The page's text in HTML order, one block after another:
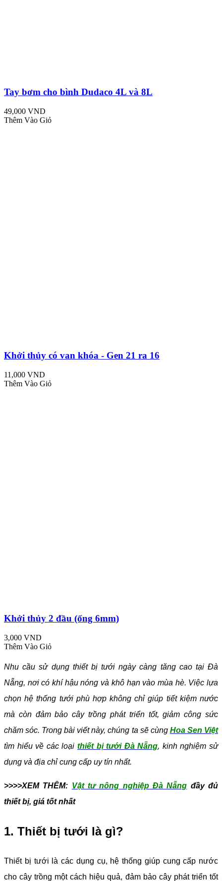
Tay bơm cho bình Dudaco 4L và 8L
49,000 VND
Thêm Vào Giỏ
Khởi thủy có van khóa - Gen 21 ra 16
11,000 VND
Thêm Vào Giỏ
Khởi thủy 2 đầu (ống 6mm)
3,000 VND
Thêm Vào Giỏ
Nhu cầu sử dụng thiết bị tưới ngày càng tăng cao tại Đà
Nẵng, nơi có khí hậu nóng và khô hạn vào mùa hè. Việc lựa
chọn hệ thống tưới phù hợp không chỉ giúp tiết kiệm nước
mà còn đảm bảo cây trồng phát triển tốt, giảm công sức
chăm sóc. Trong bài viết này, chúng ta sẽ cùng Hoa Sen Việt
tìm hiểu về các loại thiết bị tưới Đà Nẵng, kinh nghiệm sử
dụng và địa chỉ cung cấp uy tín nhất.
>>>>XEM THÊM: Vật tư nông nghiệp Đà Nẵng đầy đủ
thiết bị, giá tốt nhất
1. Thiết bị tưới là gì?
Thiết bị tưới là các dụng cụ, hệ thống giúp cung cấp nước
cho cây trồng một cách hiệu quả, đảm bảo cây phát triển tốt